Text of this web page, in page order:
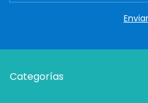
Categorías